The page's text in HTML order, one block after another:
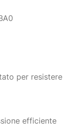
per resistere
efficiente